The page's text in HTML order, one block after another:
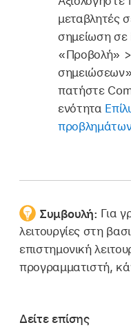
μεταβλητές
σημείωση σε
«Προβολή»
πατήστε
ενότητα
Συμβουλή: Για
λειτουργίες στη
επιστημονική
προγραμματιστή,
Δείτε επίσης